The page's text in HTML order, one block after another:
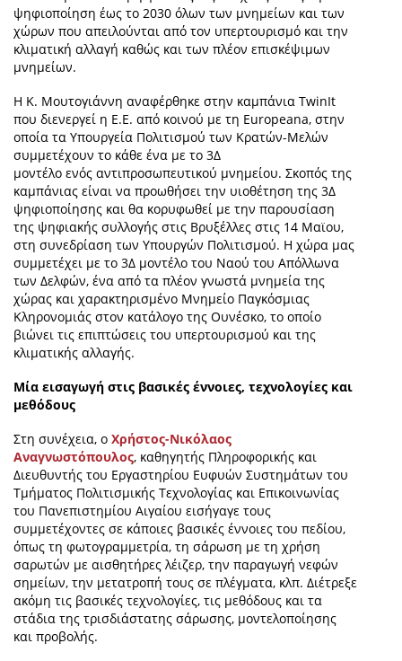
ψηφιοποίηση έως το 2030 όλων των μνημείων και των
χώρων που απειλούνται από τον υπερτουρισμό και την
κλιματική αλλαγή καθώς και των πλέον επισκέψιμων
μνημείων.
Η Κ. Μουτογιάννη αναφέρθηκε στην καμπάνια TwinIt
που διενεργεί η Ε.Ε. από κοινού με τη Europeana, στην
οποία τα Υπουργεία Πολιτισμού των Κρατών-Μελών
συμμετέχουν το κάθε ένα με το 3Δ
μοντέλο ενός αντιπροσωπευτικού μνημείου. Σκοπός της
καμπάνιας είναι να προωθήσει την υιοθέτηση της 3Δ
ψηφιοποίησης και θα κορυφωθεί με την παρουσίαση
της ψηφιακής συλλογής στις Βρυξέλλες στις 14 Μαϊου,
στη συνεδρίαση των Υπουργών Πολιτισμού. Η χώρα μας
συμμετέχει με το 3Δ μοντέλο του Ναού του Απόλλωνα
των Δελφών, ένα από τα πλέον γνωστά μνημεία της
χώρας και χαρακτηρισμένο Μνημείο Παγκόσμιας
Κληρονομιάς στον κατάλογο της Ουνέσκο, το οποίο
βιώνει τις επιπτώσεις του υπερτουρισμού και της
κλιματικής αλλαγής.
Μία εισαγωγή στις βασικές έννοιες, τεχνολογίες και
μεθόδους
Στη συνέχεια, ο Χρήστος-Νικόλαος
Αναγνωστόπουλος, καθηγητής Πληροφορικής και
Διευθυντής του Εργαστηρίου Ευφυών Συστημάτων του
Τμήματος Πολιτισμικής Τεχνολογίας και Επικοινωνίας
του Πανεπιστημίου Αιγαίου εισήγαγε τους
συμμετέχοντες σε κάποιες βασικές έννοιες του πεδίου,
όπως τη φωτογραμμετρία, τη σάρωση με τη χρήση
σαρωτών με αισθητήρες λέιζερ, την παραγωγή νεφών
σημείων, την μετατροπή τους σε πλέγματα, κλπ. Διέτρεξε
ακόμη τις βασικές τεχνολογίες, τις μεθόδους και τα
στάδια της τρισδιάστατης σάρωσης, μοντελοποίησης
και προβολής.